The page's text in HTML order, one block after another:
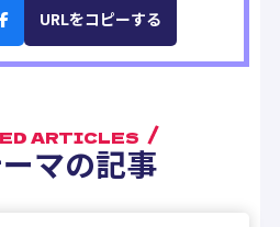
URLをコピーする
ARTICLES
マの記事